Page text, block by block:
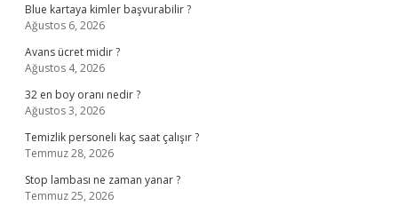
Blue kartaya kimler başvurabilir ?
Ağustos 6, 2026
Avans ücret midir ?
Ağustos 4, 2026
32 en boy oranı nedir ?
Ağustos 3, 2026
Temizlik personeli kaç saat çalışır ?
Temmuz 28, 2026
Stop lambası ne zaman yanar ?
Temmuz 25, 2026